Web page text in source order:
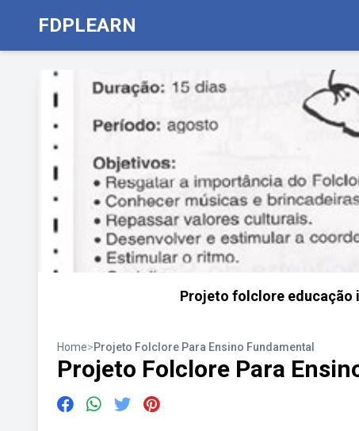
FDPLEARN
Projeto folclore educação
Home>Projeto Folclore Para Ensino Fundamental
Projeto Folclore Para